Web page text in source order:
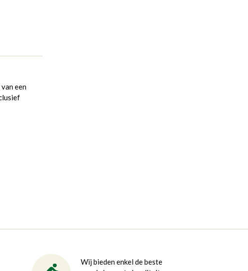
een
Wij bieden enkel de beste